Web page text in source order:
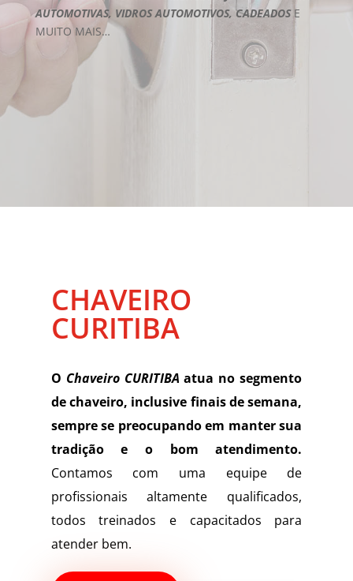
AUTOMOTIVAS, VIDROS AUTOMOTIVOS, CADEADOS E
MUITO MAIS…
CHAVEIRO
CURITIBA
O Chaveiro CURITIBAatua no segmento
dechaveiro, inclusive finais de semana,
sempre se preocupando em manter sua
tradição e o bom atendimento.
Contamos com uma equipe de
profissionais altamente qualificados,
todos treinados e capacitados para
atender bem.